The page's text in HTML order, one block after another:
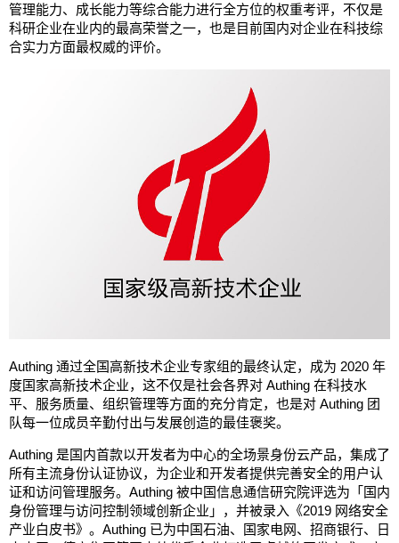
管理能力、成长能力等综合能力进行全方位的权重考评，不仅是
科研企业在业内的最高荣誉之一，也是目前国内对企业在科技综
合实力方面最权威的评价。
Authing 通过全国高新技术企业专家组的最终认定，成为 2020 年
度国家高新技术企业，这不仅是社会各界对 Authing 在科技水
平、服务质量、组织管理等方面的充分肯定，也是对 Authing 团
队每一位成员辛勤付出与发展创造的最佳褒奖。
Authing 是国内首款以开发者为中心的全场景身份云产品，集成了
所有主流身份认证协议，为企业和开发者提供完善安全的用户认
证和访问管理服务。Authing 被中国信息通信研究院评选为「国内
身份管理与访问控制领域创新企业」，并被录入《2019 网络安全
产业白皮书》。Authing 已为中国石油、国家电网、招商银行、日